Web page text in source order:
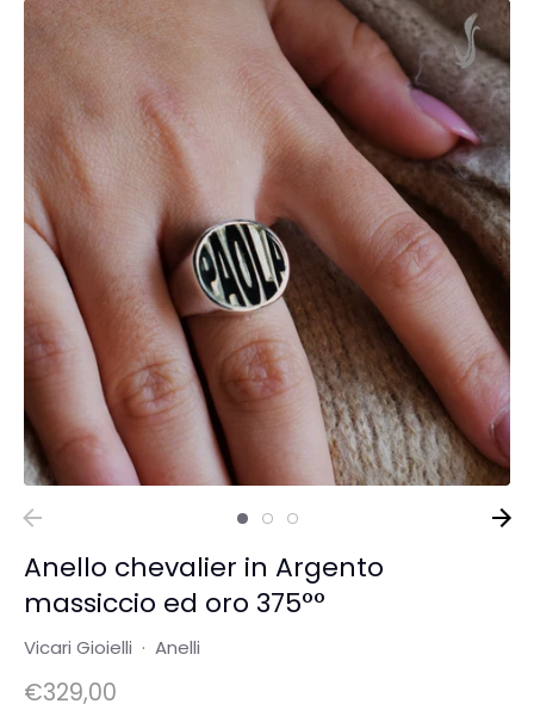
Anello chevalier in Argento
massiccio ed oro 375°°
Vicari Gioielli · Anelli
€329,00